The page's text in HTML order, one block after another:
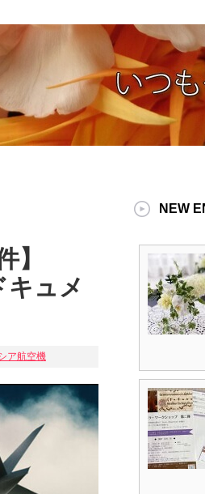
】
ュメ
ア航空機
NEW